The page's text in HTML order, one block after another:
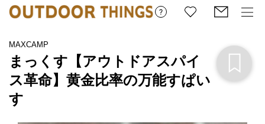
MAXCAMP
まっくす【アウトドアスパイ
ス革命】黄金比率の万能すぱい
す